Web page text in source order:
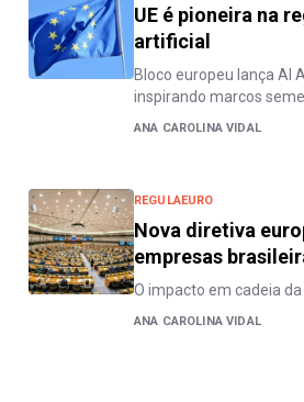
UE é pioneira na
artificial
Bloco europeu lança AI
inspirando marcos
ANA CAROLINA VIDAL
REGULAEURO
Nova diretiva
empresas
O impacto em cadeia da
ANA CAROLINA VIDAL